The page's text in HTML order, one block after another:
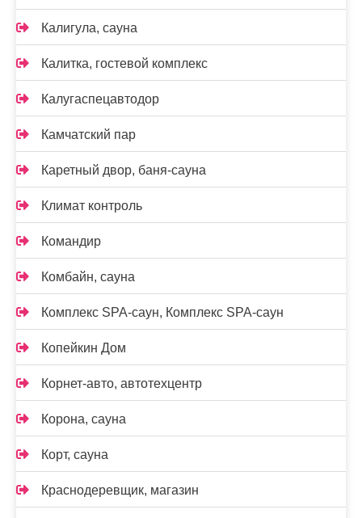
Калигула, сауна
Калитка, гостевой комплекс
Калугаспецавтодор
Камчатский пар
Каретный двор, баня-сауна
Климат контроль
Командир
Комбайн, сауна
Комплекс SPA-саун, Комплекс SPA-саун
Копейкин Дом
Корнет-авто, автотехцентр
Корона, сауна
Корт, сауна
Краснодеревщик, магазин